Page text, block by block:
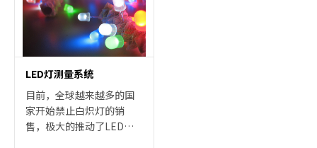
LED灯测量系统
目前，全球越来越多的国
家开始禁止白炽灯的销
售，极大的推动了LED市